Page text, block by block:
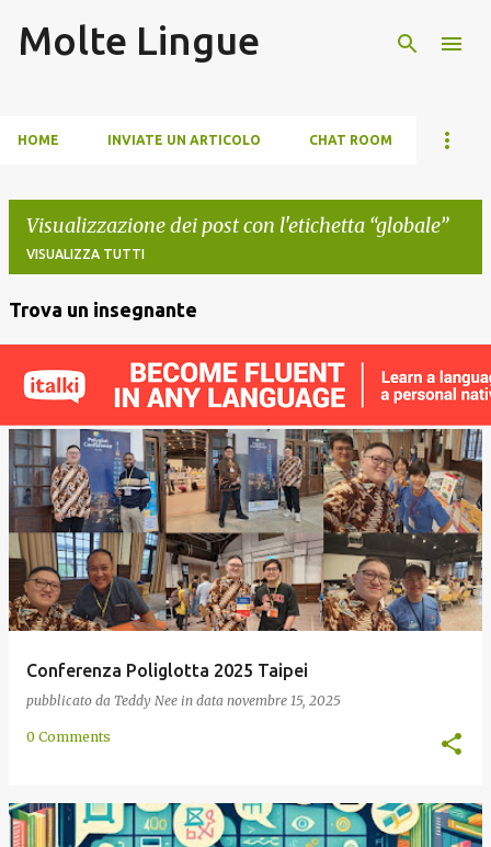
Molte Lingue
HOME INVIATE UN ARTICOLO CHAT ROOM
Visualizzazione dei post con l'etichetta globale
VISUALIZZA TUTTI
t
Trova un insegnante
Conferenza Poliglotta 2025 Taipei
pubblicato da Teddy Nee in data novembre 15, 2025
0 Comments